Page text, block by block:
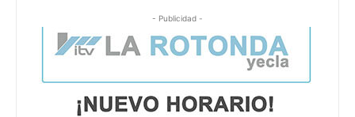
- Publicidad -